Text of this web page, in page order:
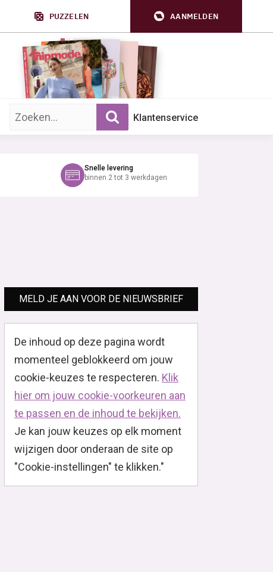
PUZZELEN AANMELDEN
Zoek op trefwoord: Klantenservice
Snelle levering
binnen 2 tot 3 werkdagen
MELD JE AAN VOOR DE NIEUWSBRIEF
De inhoud op deze pagina wordt
momenteel geblokkeerd om jouw
cookie-keuzes te respecteren. Klik
hier om jouw cookie-voorkeuren aan
te passen en de inhoud te bekijken.
Je kan jouw keuzes op elk moment
wijzigen door onderaan de site op
"Cookie-instellingen" te klikken."